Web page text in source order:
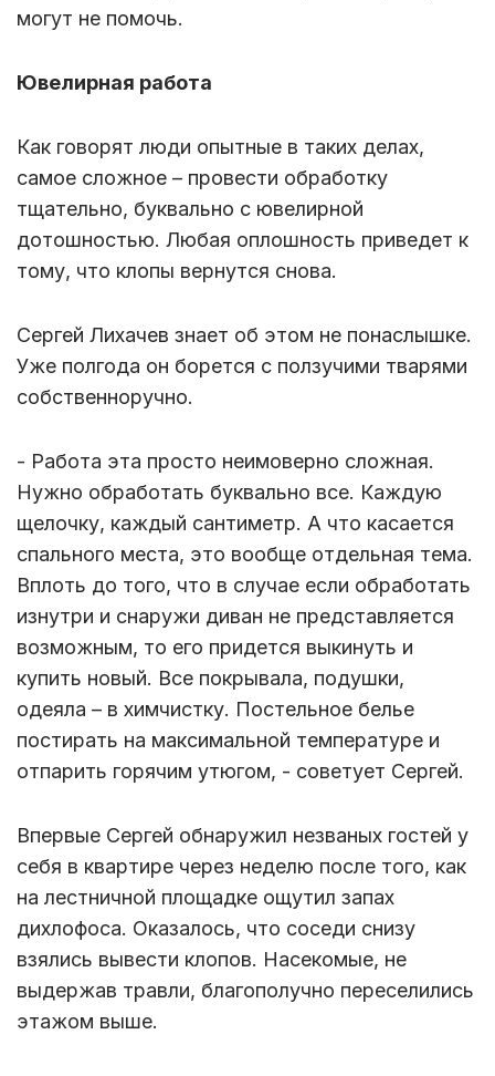
могут не помочь.
Ювелирная работа
Как говорят люди опытные в таких делах,
самое сложное – провести обработку
тщательно, буквально с ювелирной
дотошностью. Любая оплошность приведет к
тому, что клопы вернутся снова.
Сергей Лихачев знает об этом не понаслышке.
Уже полгода он борется с ползучими тварями
собственноручно.
- Работа эта просто неимоверно сложная.
Нужно обработать буквально все. Каждую
щелочку, каждый сантиметр. А что касается
спального места, это вообще отдельная тема.
Вплоть до того, что в случае если обработать
изнутри и снаружи диван не представляется
возможным, то его придется выкинуть и
купить новый. Все покрывала, подушки,
одеяла – в химчистку. Постельное белье
постирать на максимальной температуре и
отпарить горячим утюгом, - советует Сергей.
Впервые Сергей обнаружил незваных гостей у
себя в квартире через неделю после того, как
на лестничной площадке ощутил запах
дихлофоса. Оказалось, что соседи снизу
взялись вывести клопов. Насекомые, не
выдержав травли, благополучно переселились
этажом выше.